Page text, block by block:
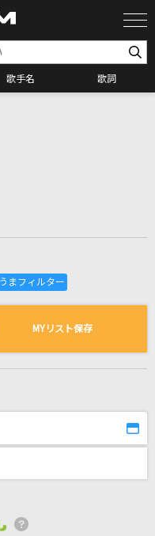
歌手名 歌詞
いる曲の一覧
MYリスト保存